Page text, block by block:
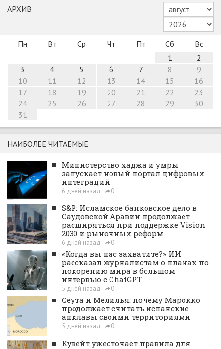
АРХИВ
Пн Вт Ср Чт Пт Сб
Вс
1
2
3
4 5 6 7 8
9
10
11 12 13 14 15
16
17
18 19 20 21 22
23
24
25 26 27 28 29
30
31
НАИБОЛЕЕ ЧИТАЕМЫЕ
■ Министерство хаджа и умры
запускает новый портал цифровых
интеграций
6 дней назад 0
■ S&P: Исламское банковское дело в
Саудовской Аравии продолжает
расширяться при поддержке Vision
2030 и рыночных реформ
6 дней назад 0
■ «Когда вы нас захватите?» ИИ
рассказал журналистам о планах по
покорению мира в большом
интервью с ChatGPT
5 дней назад 0
■ Сеута и Мелилья: почему Марокко
продолжает считать испанские
анклавы своими территориями
5 дней назад 0
■ Кувейт ужесточает правила для